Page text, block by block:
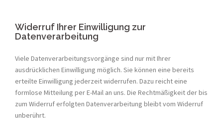
Widerruf Ihrer Einwilligung zur
Datenverarbeitung
Viele Datenverarbeitungsvorgänge sind nur mit Ihrer
ausdrücklichen Einwilligung möglich. Sie können eine bereits
erteilte Einwilligung jederzeit widerrufen. Dazu reicht eine
formlose Mitteilung per E-Mail an uns. Die Rechtmäßigkeit der bis
zum Widerruf erfolgten Datenverarbeitung bleibt vom Widerruf
unberührt.